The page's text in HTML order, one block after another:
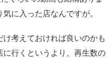
に入った店なんですが。
考えておければ良いのかも
に行くというより、再生数の